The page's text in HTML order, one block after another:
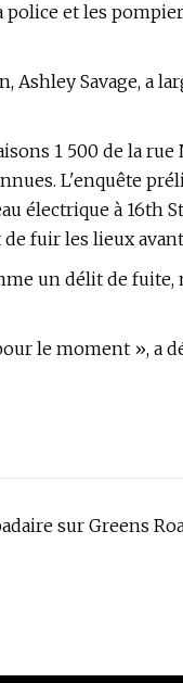
police et les
Savage, a
1 500 de la
L'enquête
électrique à 16th
fuir les lieux
un délit de
le moment », a
sur Greens